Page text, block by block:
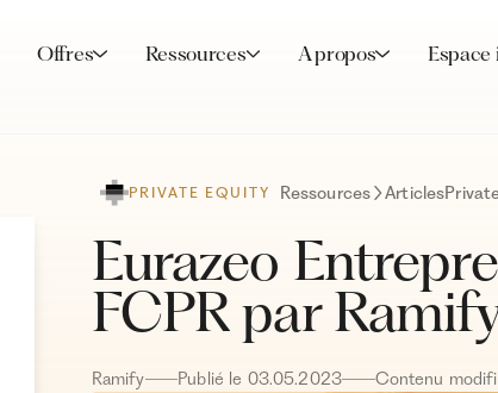
Offres Ressources A propos Espace
PRIVATE EQUITY Ressources Articles
Eurazeo
FCPR par
Ramify Publié le 03.05.2023 Contenu